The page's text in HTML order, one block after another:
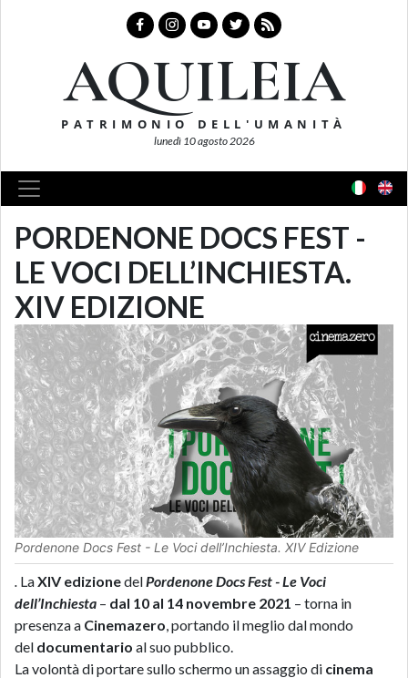
AQUILEIA
PATRIMONIO DELL'UMANITÀ
lunedì 10 agosto 2026
PORDENONE DOCS FEST -
LE VOCI DELL’INCHIESTA.
XIV EDIZIONE
Pordenone Docs Fest - Le Voci dell’Inchiesta. XIV Edizione
. LaXIV edizionedelPordenone Docs Fest - Le Voci
dell’Inchiesta – dal 10 al 14 novembre 2021 – torna in
presenza a Cinemazero, portando il meglio dal mondo
del documentario al suo pubblico.
La volontà di portare sullo schermo un assaggio di cinema